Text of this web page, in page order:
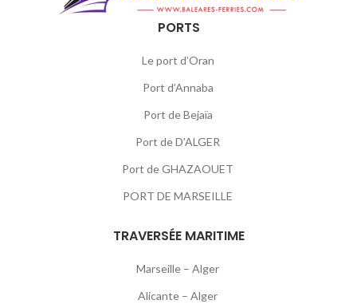
PORTS
Le port d’Oran
Port d’Annaba
Port de Bejaïa
Port de D’ALGER
Port de GHAZAOUET
PORT DE MARSEILLE
TRAVERSÉE MARITIME
Marseille – Alger
Alicante – Alger